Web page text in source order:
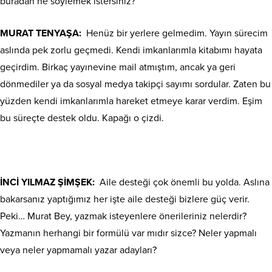
MURAT TENYAŞA: Henüz bir yerlere gelmedim. Yayın sürecim
aslında pek zorlu geçmedi. Kendi imkanlarımla kitabımı hayata
geçirdim. Birkaç yayınevine mail atmıştım, ancak ya geri
dönmediler ya da sosyal medya takipçi sayımı sordular. Zaten bu
yüzden kendi imkanlarımla hareket etmeye karar verdim. Eşim
bu süreçte destek oldu. Kapağı o çizdi.
İNCİ YILMAZ ŞİMŞEK: Aile desteği çok önemli bu yolda. Aslına
bakarsanız yaptığımız her işte aile desteği bizlere güç verir.
Peki… Murat Bey, yazmak isteyenlere önerileriniz nelerdir?
Yazmanın herhangi bir formülü var mıdır sizce? Neler yapmalı
veya neler yapmamalı yazar adayları?